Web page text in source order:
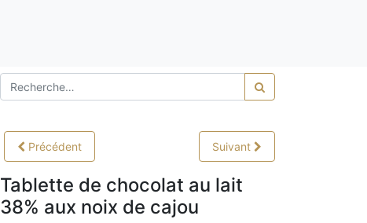
Précédent Suivant
Tablette de chocolat au lait
38% aux noix de cajou